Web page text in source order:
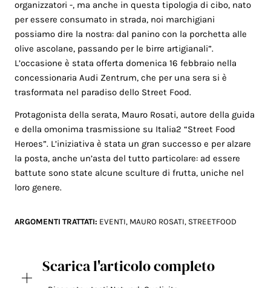
organizzatori -, ma anche in questa tipologia di cibo, nato
per essere consumato in strada, noi marchigiani
possiamo dire la nostra: dal panino con la porchetta alle
olive ascolane, passando per le birre artigianali”.
L’occasione è stata offerta domenica 16 febbraio nella
concessionaria Audi Zentrum, che per una sera si è
trasformata nel paradiso dello Street Food.
Protagonista della serata, Mauro Rosati, autore della guida
e della omonima trasmissione su Italia2 “Street Food
Heroes”. L’iniziativa è stata un gran successo e per alzare
la posta, anche un’asta del tutto particolare: ad essere
battute sono state alcune sculture di frutta, uniche nel
loro genere.
ARGOMENTI TRATTATI: EVENTI, MAURO ROSATI, STREETFOOD
Scarica l'articolo completo